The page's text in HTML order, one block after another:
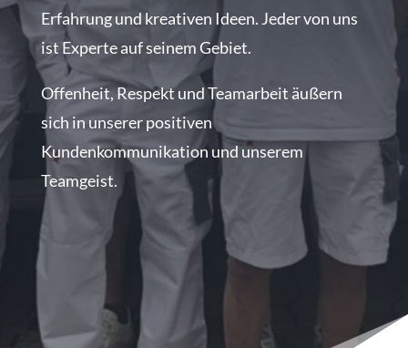
Erfahrung und kreativen Ideen. Jeder von uns
ist Experte auf seinem Gebiet.
Offenheit, Respekt und Teamarbeit äußern
sich in unserer positiven
Kundenkommunikation und unserem
Teamgeist.